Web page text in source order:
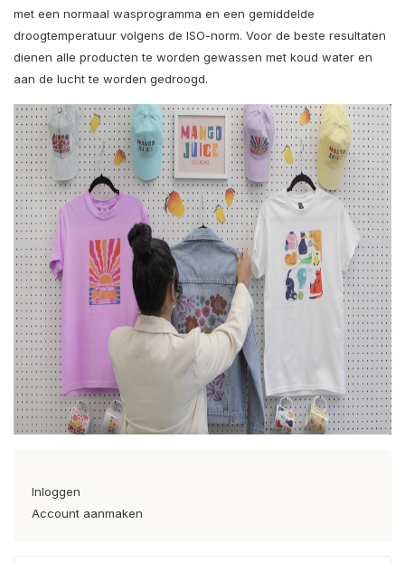
met een normaal wasprogramma en een gemiddelde
droogtemperatuur volgens de ISO-norm. Voor de beste resultaten
dienen alle producten te worden gewassen met koud water en
aan de lucht te worden gedroogd.
Inloggen
Account aanmaken